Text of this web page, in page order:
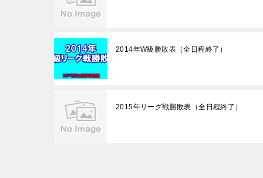
2014年W級勝敗表（全日程終了）
2015年リーグ戦勝敗表（全日程終了）